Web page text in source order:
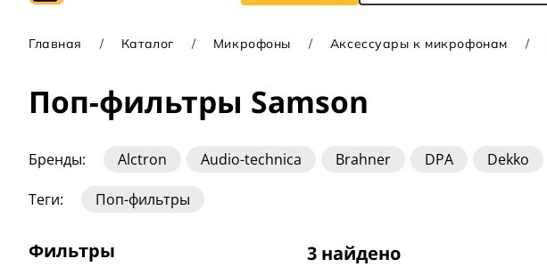
Главная Каталог Микрофоны Аксессуары к микрофонам
Поп-фильтры Samson
Бренды: Alctron Audio-technica Brahner DPA Dekko
Proel
Rockzz
Теги: Поп-фильтры
Фильтры 3 найдено